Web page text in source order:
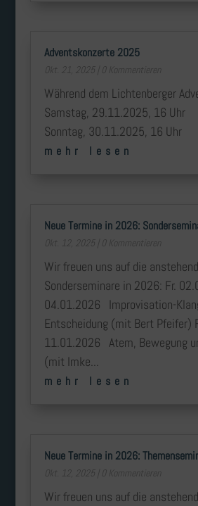
Adventskonzerte 2025
Okt. 21, 2025| 0 Kommentieren
Während dem Lichtenberger
Samstag, 29.11.2025, 16 Uhr
Sonntag, 30.11.2025, 16 Uhr
mehr lesen
Neue Termine in 2026:
Okt. 12, 2025| 0 Kommentieren
Wir freuen uns auf die
Sonderseminare in 2026: Fr.
04.01.2026 Improvisation-
Entscheidung (mit Bert Pfeifer)
11.01.2026 Atem, Bewegung
(mit Imke...
mehr lesen
Neue Termine in 2026:
Okt. 12, 2025| 0 Kommentieren
Wir freuen uns auf die